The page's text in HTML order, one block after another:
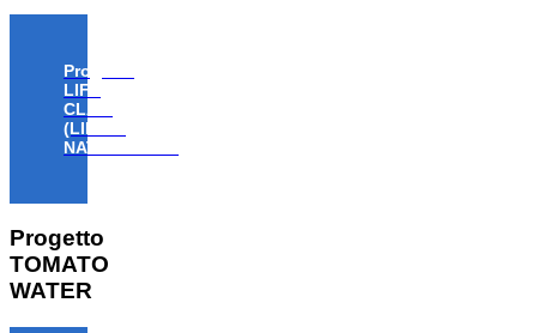
Progetto
LIFE
CLAW
(LIFE18
NAT/IT/000806)
Progetto
TOMATO
WATER